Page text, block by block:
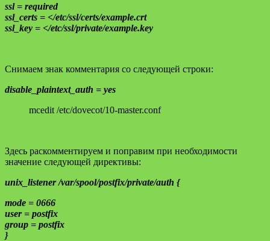
ssl = required
ssl_certs = </etc/ssl/certs/example.crt
ssl_key = </etc/ssl/private/example.key
Снимаем знак комментария со следующей строки:
disable_plaintext_auth = yes
mcedit /etc/dovecot/10-master.conf
Здесь раскомментируем и поправим при необходимости
значение следующей директивы:
unix_listener /var/spool/postfix/private/auth {
mode = 0666
user = postfix
group = postfix
}